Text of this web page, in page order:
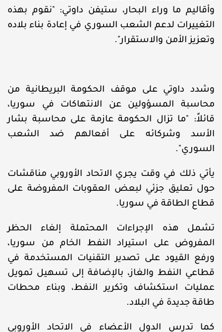
وأقاليم ما وراء البحار، ستيفن داوتي: "نقوم بهذه
التغييرات لدعم الشعب السوري في إعادة بناء بلاده
وتعزيز الأمن والاستقرار".
وشدد داوتي على موقف الحكومة البريطانية من
محاسبة المسؤولين عن الانتهاكات في سوريا،
قائلاً: "ما تزال الحكومة عازمة على محاسبة بشار
الأسد وشركائه على أفعالهم ضد الشعب
السوري".
يأتي ذلك في وقت يجري الاتحاد الأوروبي مناقشات
حول تعليق جزئي لبعض العقوبات المفروضة على
قطاع الطاقة في سوريا.
تشمل هذه الإجراءات المحتملة إلغاء الحظر
المفروض على استيراد النفط الخام من سوريا،
ورفع القيود على تصدير التقنيات المستخدمة في
قطاعي النفط والغاز، بالإضافة إلى تسهيل تمويل
عمليات استكشاف وتكرير النفط، وبناء محطات
طاقة جديدة في البلاد.
كما تدرس الدول الأعضاء في الاتحاد الأوروبي